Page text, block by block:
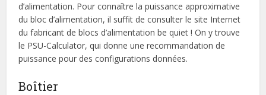
d’alimentation. Pour connaître la puissance approximative
du bloc d’alimentation, il suffit de consulter le site Internet
du fabricant de blocs d’alimentation be quiet ! On y trouve
le PSU-Calculator, qui donne une recommandation de
puissance pour des configurations données.
Boîtier